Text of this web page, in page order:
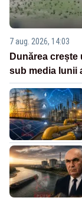
7 aug. 2026, 14:03
Dunărea crește
sub media lunii